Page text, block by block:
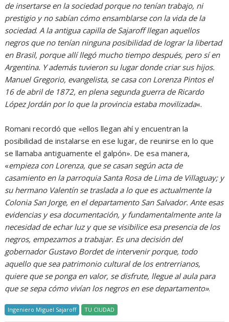
de insertarse en la sociedad porque no tenían trabajo, ni
prestigio y no sabían cómo ensamblarse con la vida de la
sociedad.A la antigua capilla de Sajaroff llegan aquellos
negros que no tenían ninguna posibilidad de lograr la libertad
en Brasil, porque allí llegó mucho tiempo después, pero sí en
Argentina. Y además tuvieron su lugar donde criar sus hijos.
Manuel Gregorio, evangelista, se casa con Lorenza Pintos el
16 de abril de 1872, en plena segunda guerra de Ricardo
López Jordán por lo que la provincia estaba movilizada«.
Romani recordó que «ellos llegan ahí y encuentran la
posibilidad de instalarse en ese lugar, de reunirse en lo que
se llamaba antiguamente el galpón». De esa manera,
«empieza con Lorenza, que se casan según acta de
casamiento en la parroquia Santa Rosa de Lima de Villaguay; y
su hermano Valentín se traslada a lo que es actualmente la
Colonia San Jorge, en el departamento San Salvador. Ante esas
evidencias y esa documentación, y fundamentalmente ante la
necesidad de echar luz y que se visibilice esa presencia de los
negros, empezamos a trabajar. Es una decisión del
gobernador Gustavo Bordet de intervenir porque, todo
aquello que sea patrimonio cultural de los entrerrianos,
quiere que se ponga en valor, se disfrute, llegue al aula para
que se sepa cómo vivían los negros en ese departamento».
Ingeniero Miguel Sajaroff TU CIUDAD